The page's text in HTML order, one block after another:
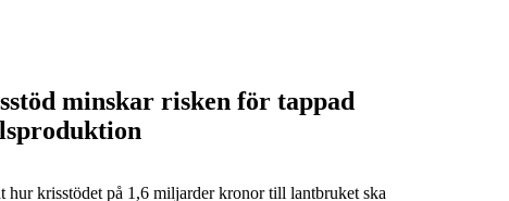
minskar risken för tappad
hur krisstödet på 1,6 miljarder kronor till lantbruket ska